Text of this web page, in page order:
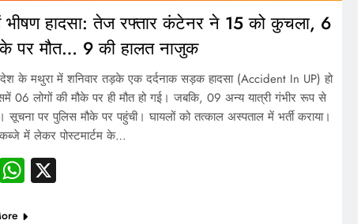
भीषण हादसा: तेज रफ्तार कंटेनर ने 15 को कुचला, 6
पर मौत… 9 की हालत नाजुक
के मथुरा में शनिवार तड़के एक दर्दनाक सड़क हादसा (Accident In UP) हो
06 लोगों की मौके पर ही मौत हो गई। जबकि, 09 अन्य यात्री गंभीर रूप से
सूचना पर पुलिस मौके पर पहुंची। घायलों को तत्काल अस्पताल में भर्ती कराया।
में लेकर पोस्टमार्टम के…
WhatsApp
X